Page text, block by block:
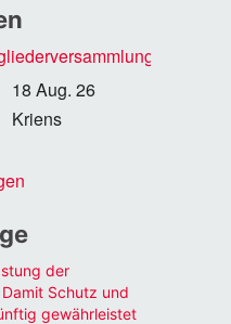
18 Aug. 26
Kriens
der
Schutz und
gewährleistet